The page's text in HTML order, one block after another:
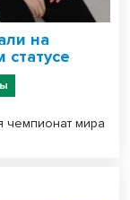
на
чемпионат мира